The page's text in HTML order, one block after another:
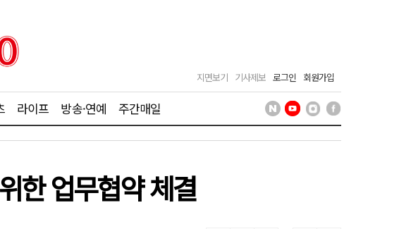
지면보기 기사제보 로그인 회원가입
라이프 방송·연예 주간매일
한 업무협약 체결